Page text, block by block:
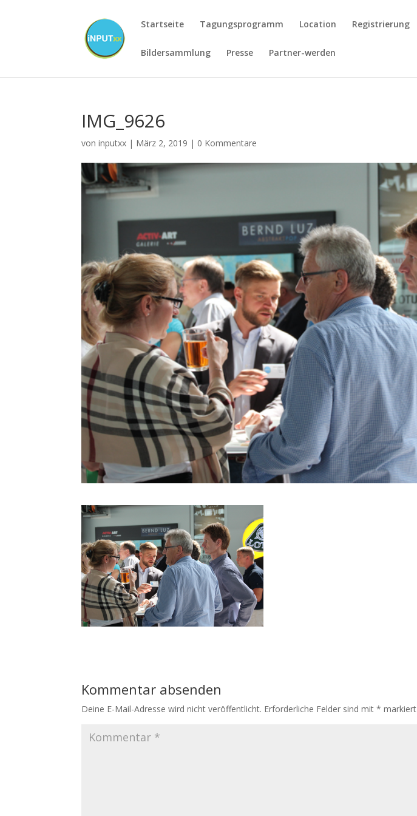
Startseite Tagungsprogramm Location Registrierung
Bildersammlung Presse Partner-werden
IMG_9626
voninputxx | März 2, 2019 | 0 Kommentare
Kommentar absenden
Deine E-Mail-Adresse wird nicht veröffentlicht. Erforderliche Felder sind mit* markiert